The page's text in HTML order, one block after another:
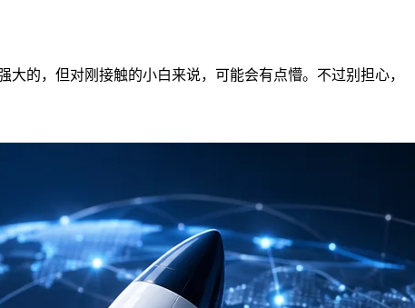
大的，但对刚接触的小白来说，可能会有点懵。不过别担心，